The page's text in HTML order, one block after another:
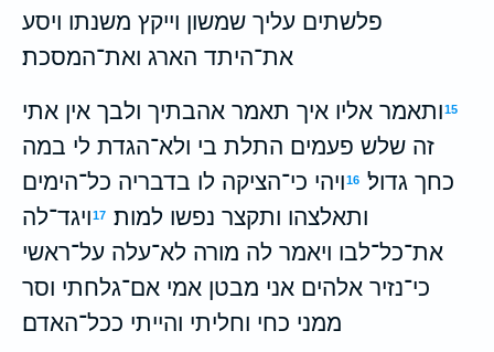
פלשתים עליך שמשון וייקץ משנתו ויסע
את־היתד הארג ואת־המסכת׃
15ותאמר אליו איך תאמר אהבתיך ולבך אין אתי
זה שלש פעמים התלת בי ולא־הגדת לי במה
כחך גדול׃ 16ויהי כי־הציקה לו בדבריה כל־הימים
ותאלצהו ותקצר נפשו למות׃ 17ויגד־לה
את־כל־לבו ויאמר לה מורה לא־עלה על־ראשי
כי־נזיר אלהים אני מבטן אמי אם־גלחתי וסר
ממני כחי וחליתי והייתי ככל־האדם׃